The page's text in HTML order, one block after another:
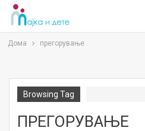
Дома прегорување
Browsing Tag
ПРЕГОРУВАЊЕ